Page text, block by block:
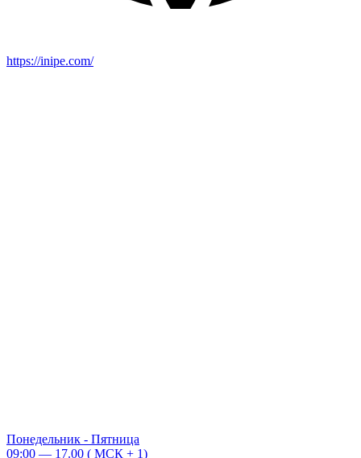
https://inipe.com/
Понедельник - Пятница
09:00 — 17.00 ( МСК + 1)